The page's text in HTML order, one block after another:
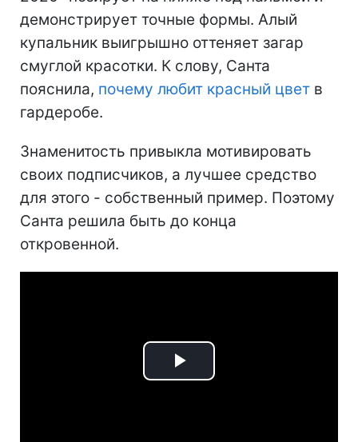
демонстрирует точные формы. Алый
купальник выигрышно оттеняет загар
смуглой красотки. К слову, Санта
пояснила, почему любит красный цвет в
гардеробе.
Знаменитость привыкла мотивировать
своих подписчиков, а лучшее средство
для этого - собственный пример. Поэтому
Санта решила быть до конца
откровенной.
Play